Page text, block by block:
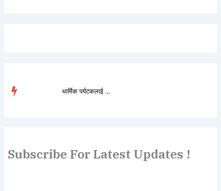
धार्मिक पर्यटकलाई लोभ�...
Subscribe For Latest Updates !